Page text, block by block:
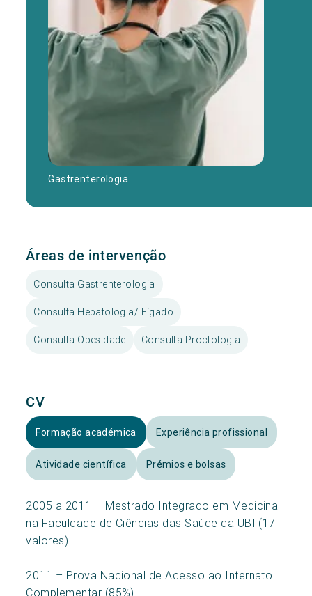
Gastrenterologia
Áreas de intervenção
Consulta Gastrenterologia
Consulta Hepatologia/ Fígado
Consulta Obesidade Consulta Proctologia
CV
Formação académica Experiência profissional
Atividade científica Prémios e bolsas
2005 a 2011 – Mestrado Integrado em Medicina
na Faculdade de Ciências das Saúde da UBI (17
valores)
2011 – Prova Nacional de Acesso ao Internato
Complementar (85%)